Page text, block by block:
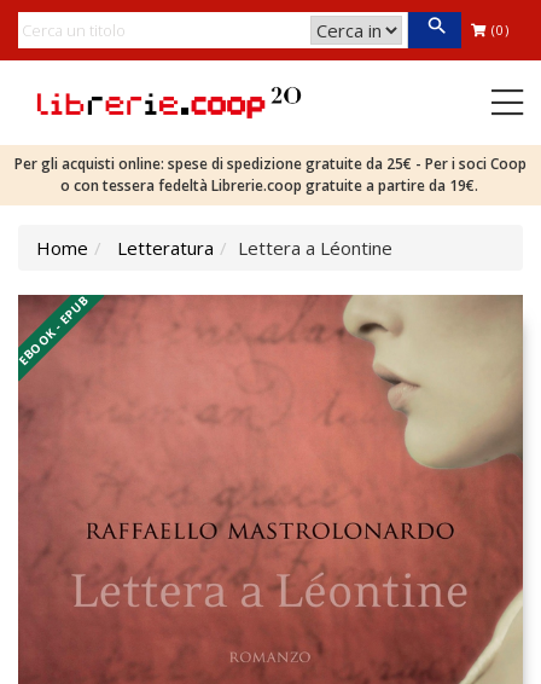
(0)
Per gli acquisti online: spese di spedizione gratuite da 25€ - Per i soci Coop
o con tessera fedeltà Librerie.coop gratuite a partire da 19€.
Home Letteratura Lettera a Léontine
EBOOK - EPUB